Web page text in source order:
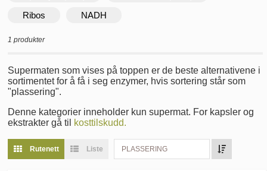
Ribos NADH
1 produkter
Supermaten som vises på toppen er de beste alternativene i
sortimentet for å få i seg enzymer, hvis sortering står som
"plassering".
Denne kategorier inneholder kun supermat. For kapsler og
ekstrakter gå til
kosttilskudd.
Rutenett Liste PLASSERING